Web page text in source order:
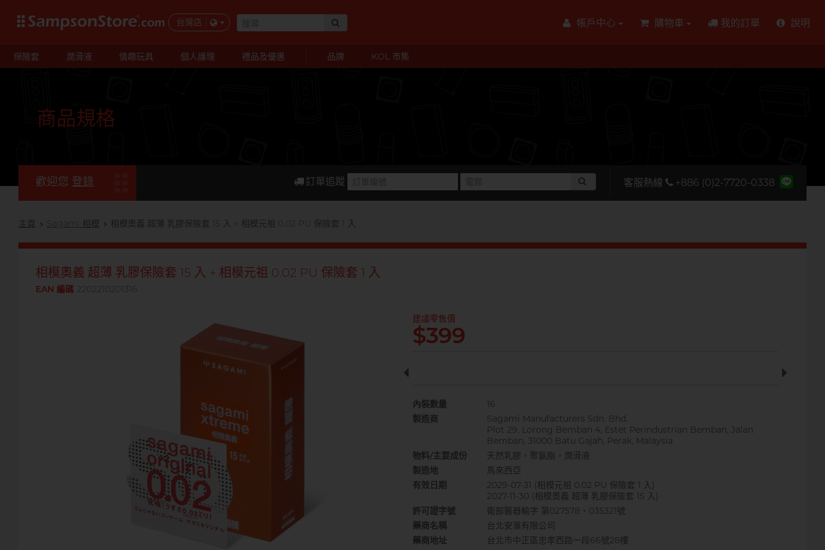
台灣店 帳戶中心 購物車 我的訂單 說明
保險套 潤滑液 情趣玩具 個人護理 禮品及優惠 品牌 KOL 市集
商品規格
歡迎您 登錄 訂單追蹤 客服熱線 +886 (0)2-7720-0338
主頁 Sagami 相模 相模奧義 超薄 乳膠保險套 15 入 + 相模元祖 0.02 PU 保險套 1 入
相模奧義 超薄 乳膠保險套 15 入 + 相模元祖 0.02 PU 保險套 1 入
EAN 編碼 2202210201316
建議零售價
$399
內裝數量
16
製造商
Sagami Manufacturers Sdn. Bhd.
Plot 29, Lorong Bemban 4, Estet Perindustrian Bemban, Jalan
Bemban, 31000 Batu Gajah, Perak, Malaysia
物料/主要成份
天然乳膠，聚氨酯，潤滑液
製造地
馬來西亞
有效日期
2029-07-31 (相模元祖 0.02 PU 保險套 1 入)
2027-11-30 (相模奧義 超薄 乳膠保險套 15 入)
許可證字號
衛部醫器輸字 第027578、035321號
藥商名稱
台北安滙有限公司
藥商地址
台北市中正區忠孝西路一段66號28樓